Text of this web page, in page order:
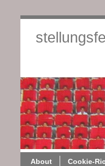
About Cookie-